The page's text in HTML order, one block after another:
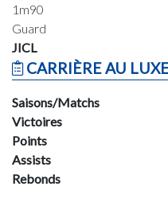
1m90
Guard
JICL
CARRIÈRE AU
Saisons/Matchs
Victoires
Points
Assists
Rebonds